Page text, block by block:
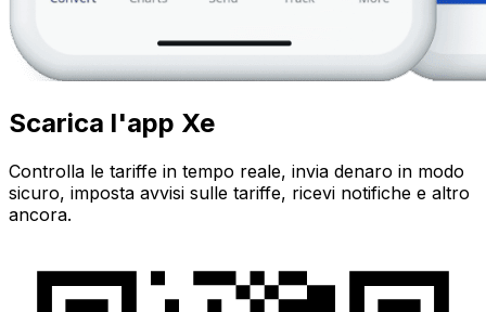
Scarica l'app Xe
Controlla le tariffe in tempo reale, invia denaro in modo
sicuro, imposta avvisi sulle tariffe, ricevi notifiche e altro
ancora.